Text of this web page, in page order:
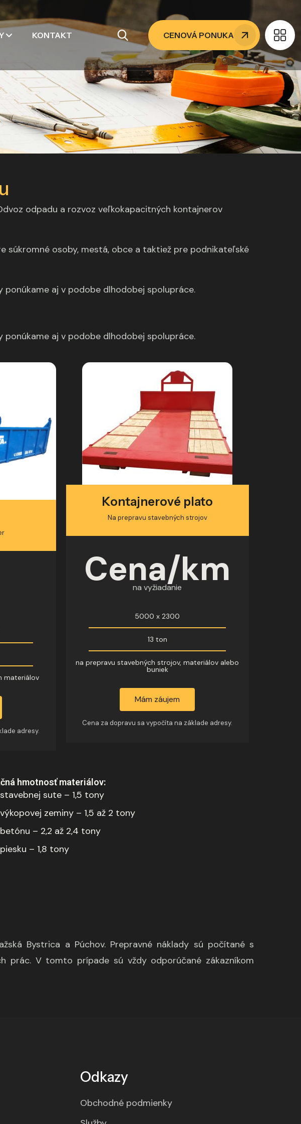
KONTAKT CENOVÁ PONUKA
odpadu a rozvoz veľkokapacitných kontajnerov
súkromné osoby, mestá, obce a taktiež pre podnikateľské
ponúkame aj v podobe dlhodobej spolupráce.
ponúkame aj v podobe dlhodobej spolupráce.
materiálov
adresy.
Kontajnerové plato
Na prepravu stavebných strojov
Cena/km
na vyžiadanie
5000 x 2300
13 ton
na prepravu stavebných strojov, materiálov alebo
buniek
Mám záujem
Cena za dopravu sa vypočíta na základe adresy.
hmotnosť materiálov:
stavebnej sute – 1,5 tony
výkopovej zeminy – 1,5 až 2 tony
betónu – 2,2 až 2,4 tony
piesku – 1,8 tony
Bystrica a Púchov. Prepravné náklady sú počítané s
prác. V tomto prípade sú vždy odporúčané zákazníkom
Odkazy
Obchodné podmienky